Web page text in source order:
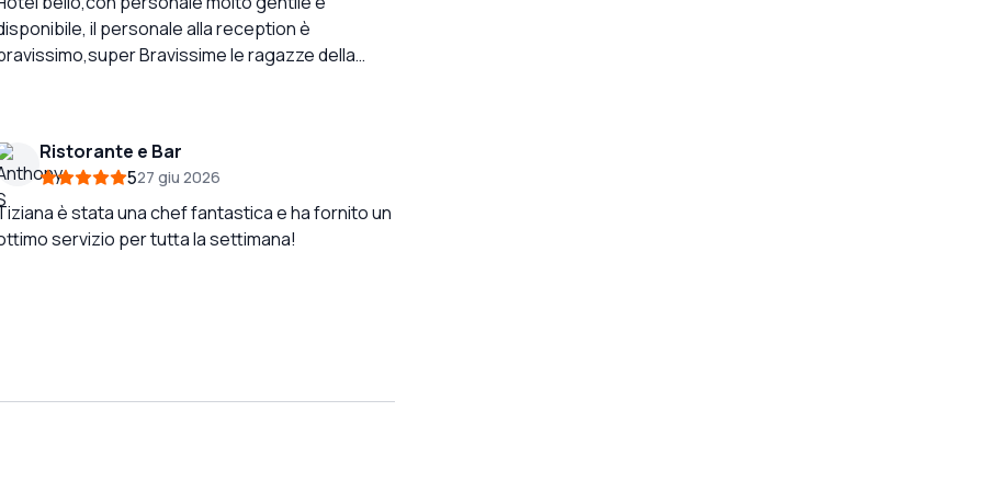
il personale alla reception è
Bravissime le ragazze della
consigliato.
Ristorante e Bar
527 giu 2026
è stata una chef fantastica e ha fornito un
servizio per tutta la settimana!